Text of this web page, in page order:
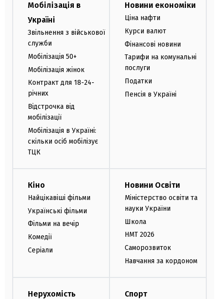
Мобілізація в
Україні
Звільнення з військової
служби
Мобілізація 50+
Мобілізація жінок
Контракт для 18-24-
річних
Відстрочка від
мобілізації
Мобілізація в Україні:
скільки осіб мобілізує
ТЦК
Новини економіки
Ціна нафти
Курси валют
Фінансові новини
Тарифи на комунальні
послуги
Податки
Пенсія в Україні
Кіно
Найцікавіші фільми
Українські фільми
Фільми на вечір
Комедії
Серіали
Новини Освіти
Міністерство освіти та
науки України
Школа
НМТ 2026
Саморозвиток
Навчання за кордоном
Нерухомість Спорт